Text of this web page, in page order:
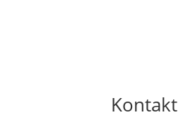
Kontakt